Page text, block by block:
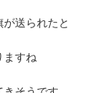
が送られたと
ますね